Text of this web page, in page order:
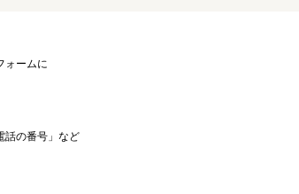
ォームに
話の番号」など